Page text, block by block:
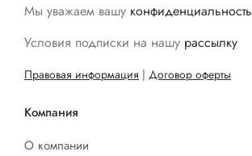
Мы уважаем вашу конфиденциальность
Условия подписки на нашу рассылку
Правовая информация | Договор оферты
Компания
О компании